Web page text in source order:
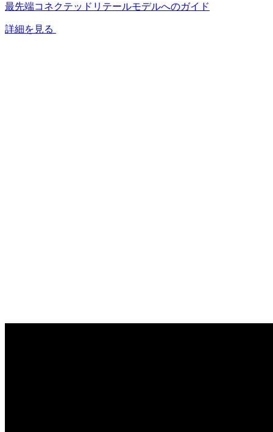
最先端コネクテッドリテールモデルへのガイド
詳細を見る